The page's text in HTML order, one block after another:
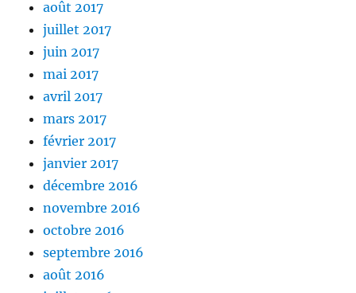
août 2017
juillet 2017
juin 2017
mai 2017
avril 2017
mars 2017
février 2017
janvier 2017
décembre 2016
novembre 2016
octobre 2016
septembre 2016
août 2016